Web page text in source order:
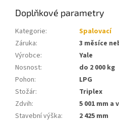
Doplňkové parametry
Kategorie:
Spalovací
Záruka:
3 měsíce
Výrobce:
Yale
Nosnost:
do 2 000 kg
Pohon:
LPG
Stožár:
Triplex
Zdvih:
5 001 mm a
Stavební výška:
2 425 mm